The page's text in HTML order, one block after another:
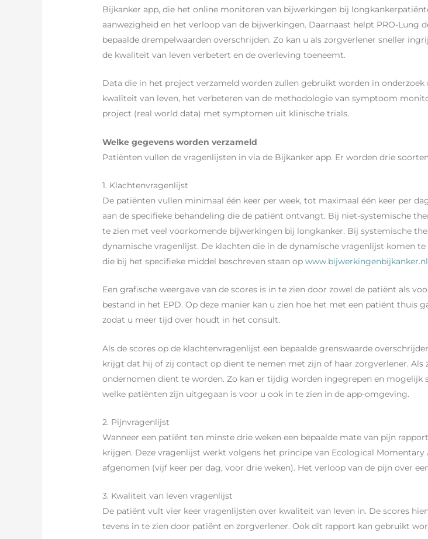
Bijkanker app, die het online monitoren van bijwerkingen bij
aanwezigheid en het verloop van de bijwerkingen. Daarnaast helpt PRO-
bepaalde drempelwaarden overschrijden. Zo kan u als zorgverlener sneller
de kwaliteit van leven verbetert en de overleving toeneemt.
Data die in het project verzameld worden zullen gebruikt worden in
kwaliteit van leven, het verbeteren van de methodologie van symptoom
project (real world data) met symptomen uit klinische trials.
Welke gegevens worden verzameld
Patiënten vullen de vragenlijsten in via de Bijkanker app. Er worden drie
1. Klachtenvragenlijst
De patiënten vullen minimaal één keer per week, tot maximaal één keer per
aan de specifieke behandeling die de patiënt ontvangt. Bij niet-systemische
te zien met veel voorkomende bijwerkingen bij longkanker. Bij systemische
dynamische vragenlijst. De klachten die in de dynamische vragenlijst komen
die bij het specifieke middel beschreven staan opwww.bijwerkingenbijkanker.nl
Een grafische weergave van de scores is in te zien door zowel de patiënt als
bestand in het EPD. Op deze manier kan u zien hoe het met een patiënt thuis
zodat u meer tijd over houdt in het consult.
Als de scores op de klachtenvragenlijst een bepaalde grenswaarde
krijgt dat hij of zij contact op dient te nemen met zijn of haar zorgverlener.
ondernomen dient te worden. Zo kan er tijdig worden ingegrepen en mogelijk
welke patiënten zijn uitgegaan is voor u ook in te zien in de app-omgeving.
2. Pijnvragenlijst
Wanneer een patiënt ten minste drie weken een bepaalde mate van pijn
krijgen. Deze vragenlijst werkt volgens het principe van Ecological
afgenomen (vijf keer per dag, voor drie weken). Het verloop van de pijn over
3. Kwaliteit van leven vragenlijst
De patiënt vult vier keer vragenlijsten over kwaliteit van leven in. De scores
tevens in te zien door patiënt en zorgverlener. Ook dit rapport kan gebruikt